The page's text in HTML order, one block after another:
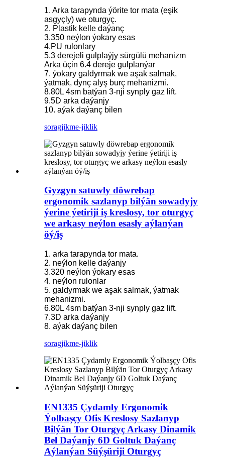
1. Arka tarapynda ýörite tor mata (eşik
asgyçly) we oturgyç.
2. Plastik kelle daýanç
3.350 neýlon ýokary esas
4.PU rulonlary
5.3 derejeli gulplaýjy sürgülü mehanizm
Arka üçin 6.4 dereje gulplanýar
7. ýokary galdyrmak we aşak salmak,
ýatmak, dynç alyş burç mehanizmi.
8.80L 4sm batýan 3-nji synply gaz lift.
9.5D arka daýanjy
10. aýak daýanç bilen
soragjikme-jiklik
Gyzgyn satuwly döwrebap
ergonomik sazlanyp bilýän sowadyjy
ýerine ýetiriji iş kreslosy, tor oturgyç
we arkasy neýlon esasly aýlanýan
öý/iş
1. arka tarapynda tor mata.
2. neýlon kelle daýanjy
3.320 neýlon ýokary esas
4. neýlon rulonlar
5. galdyrmak we aşak salmak, ýatmak
mehanizmi.
6.80L 4sm batýan 3-nji synply gaz lift.
7.3D arka daýanjy
8. aýak daýanç bilen
soragjikme-jiklik
EN1335 Çydamly Ergonomik
Ýolbaşçy Ofis Kreslosy Sazlanyp
Bilýän Tor Oturgyç Arkasy Dinamik
Bel Daýanjy 6D Goltuk Daýanç
Aýlanýan Süýşüriji Oturgyç